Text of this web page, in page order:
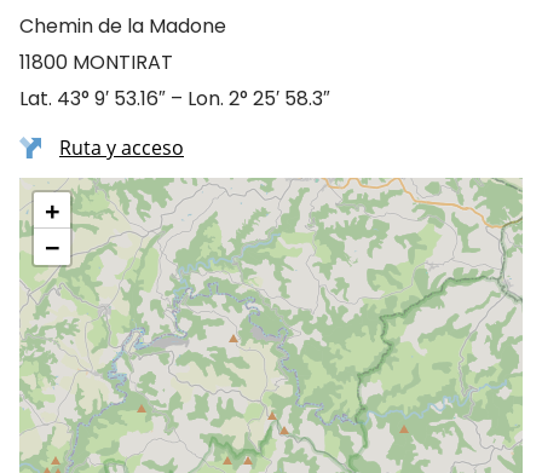
Chemin de la Madone
11800 MONTIRAT
Lat. 43° 9′ 53.16″ – Lon. 2° 25′ 58.3″
Ruta y acceso
+
−